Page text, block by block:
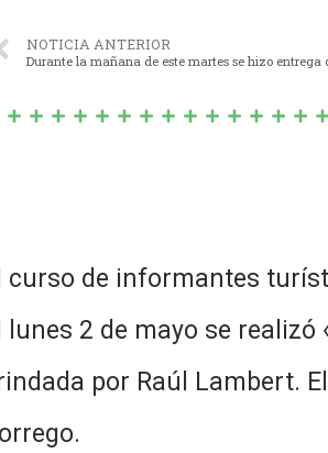
NOTICIA ANTERIOR
Durante la mañana de este martes se hizo entrega
curso de informantes
lunes 2 de mayo se
por Raúl Lambert.